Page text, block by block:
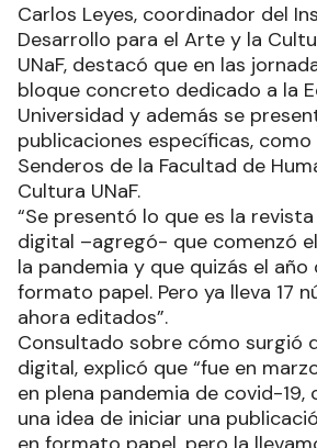
Carlos Leyes, coordinador del
Desarrollo para el Arte y la
UNaF, destacó que en las
bloque concreto dedicado a la
Universidad y además se
publicaciones específicas, como
Senderos de la Facultad de
Cultura UNaF.
“Se presentó lo que es la
digital –agregó- que comenzó
la pandemia y que quizás el año
formato papel. Pero ya lleva 17
ahora editados”.
Consultado sobre cómo surgió
digital, explicó que “fue en
en plena pandemia de covid-19,
una idea de iniciar una